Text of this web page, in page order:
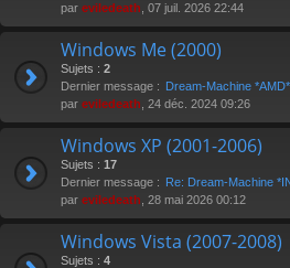
par eviledeath , 07 juil. 2026 22:44
Windows Me (2000)
Sujets : 2
Dernier message : Dream-Machine
par eviledeath , 24 déc. 2024 09:26
Windows XP (2001-2006)
Sujets : 17
Dernier message : Re: Dream-Machine
par eviledeath , 28 mai 2026 00:12
Windows Vista (2007-2008)
Sujets : 4